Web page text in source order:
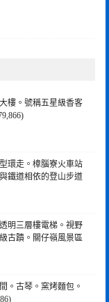
樓。號稱五星級香客
環走。樟腦寮火車站
鐵道相依的登山步道
明三層樓電梯。視野
古蹟。關仔嶺風景區
。古琴。窯烤麵包。